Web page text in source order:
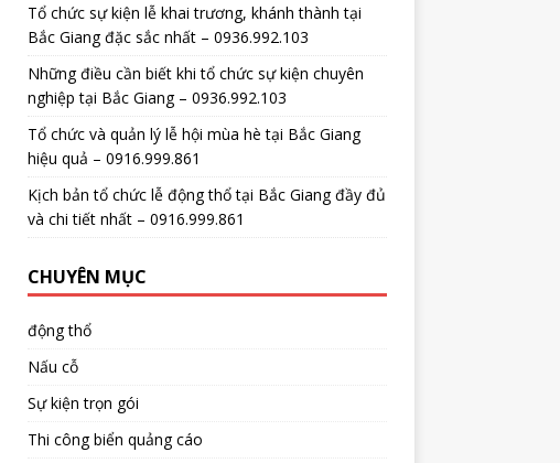
Tổ chức sự kiện lễ khai trương, khánh thành tại
Bắc Giang đặc sắc nhất – 0936.992.103
Những điều cần biết khi tổ chức sự kiện chuyên
nghiệp tại Bắc Giang – 0936.992.103
Tổ chức và quản lý lễ hội mùa hè tại Bắc Giang
hiệu quả – 0916.999.861
Kịch bản tổ chức lễ động thổ tại Bắc Giang đầy đủ
và chi tiết nhất – 0916.999.861
CHUYÊN MỤC
động thổ
Nấu cỗ
Sự kiện trọn gói
Thi công biển quảng cáo